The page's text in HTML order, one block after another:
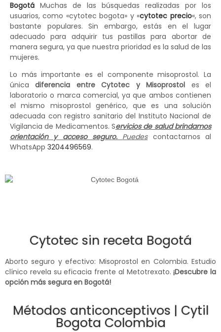
Bogotá Muchas de las búsquedas realizadas por los
usuarios, como «cytotec bogota» y «cytotec precio«, son
bastante populares. Sin embargo, estás en el lugar
adecuado para adquirir tus pastillas para abortar de
manera segura, ya que nuestra prioridad es la salud de las
mujeres.
Lo más importante es el componente misoprostol. La
únicadiferencia entre Cytotec y Misoprostol es el
laboratorio o marca comercial, ya que ambos contienen
el mismo misoprostol genérico, que es una solución
adecuada con registro sanitario del Instituto Nacional de
Vigilancia de Medicamentos. Servicios de salud brindamos
orientación y acceso seguro. Puedescontactarnos al
WhatsApp 3204496569.
Cytotec sin receta Bogotá
Aborto seguro y efectivo: Misoprostol en Colombia. Estudio
clínico revela su eficacia frente al Metotrexato.¡Descubre la
opción más segura en Bogotá!
Métodos anticonceptivos | Cytil
Bogota Colombia